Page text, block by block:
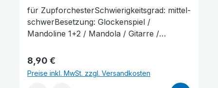
für ZupforchesterSchwierigkeitsgrad: mittel-
schwerBesetzung: Glockenspiel /
Mandoline 1+2 / Mandola / Gitarre /
Stimmenauszüge, Stimmenauszüge dürfen
als Kopiervorlage verwendet werden. Die
Lieferzeit beträgt ca. 7 Werktage, da dieser
Regulärer Preis:
8,90 €
Preise inkl. MwSt. zzgl. Versandkosten